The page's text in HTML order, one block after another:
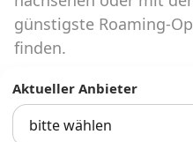
Abos für Tablets,
Watches
Der gute alte
günstigste Roaming-
finden.
Aktueller Anbieter
bitte wählen